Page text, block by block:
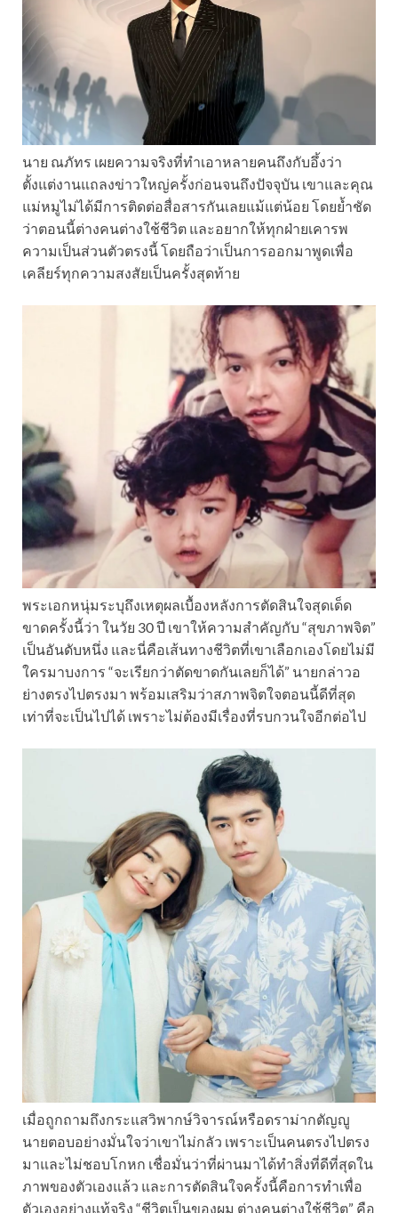
นาย ณภัทร เผยความจริงที่ทำเอาหลายคนถึงกับอึ้งว่า
ตั้งแต่งานแถลงข่าวใหญ่ครั้งก่อนจนถึงปัจจุบัน เขาและคุณ
แม่หมูไม่ได้มีการติดต่อสื่อสารกันเลยแม้แต่น้อย โดยย้ำชัด
ว่าตอนนี้ต่างคนต่างใช้ชีวิต และอยากให้ทุกฝ่ายเคารพ
ความเป็นส่วนตัวตรงนี้ โดยถือว่าเป็นการออกมาพูดเพื่อ
เคลียร์ทุกความสงสัยเป็นครั้งสุดท้าย
พระเอกหนุ่มระบุถึงเหตุผลเบื้องหลังการตัดสินใจสุดเด็ด
ขาดครั้งนี้ว่า ในวัย 30 ปี เขาให้ความสำคัญกับ “สุขภาพจิต”
เป็นอันดับหนึ่ง และนี่คือเส้นทางชีวิตที่เขาเลือกเองโดยไม่มี
ใครมาบงการ “จะเรียกว่าตัดขาดกันเลยก็ได้” นายกล่าวอ
ย่างตรงไปตรงมา พร้อมเสริมว่าสภาพจิตใจตอนนี้ดีที่สุด
เท่าที่จะเป็นไปได้ เพราะไม่ต้องมีเรื่องที่รบกวนใจอีกต่อไป
เมื่อถูกถามถึงกระแสวิพากษ์วิจารณ์หรือดราม่ากตัญญู
นายตอบอย่างมั่นใจว่าเขาไม่กลัว เพราะเป็นคนตรงไปตรง
มาและไม่ชอบโกหก เชื่อมั่นว่าที่ผ่านมาได้ทำสิ่งที่ดีที่สุดใน
ภาพของตัวเองแล้ว และการตัดสินใจครั้งนี้คือการทำเพื่อ
ตัวเองอย่างแท้จริง “ชีวิตเป็นของผม ต่างคนต่างใช้ชีวิต” คือ